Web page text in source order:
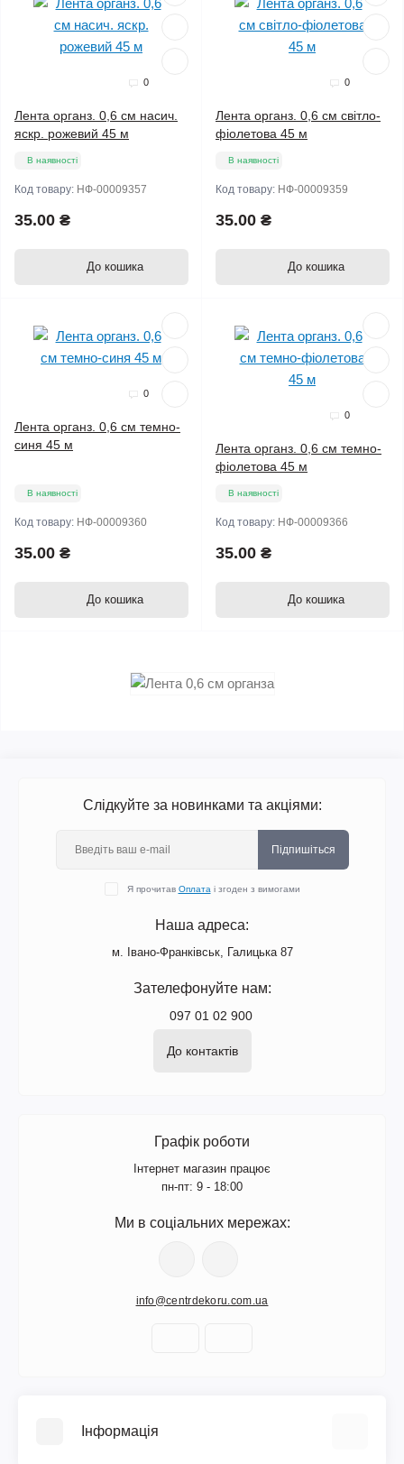
0
Лента органз. 0,6 см насич.
яскр. рожевий 45 м
В наявності
Код товару: НФ-00009357
35.00 ₴
До кошика
0
Лента органз. 0,6 см світло-
фіолетова 45 м
В наявності
Код товару: НФ-00009359
35.00 ₴
До кошика
0
Лента органз. 0,6 см темно-
синя 45 м
В наявності
Код товару: НФ-00009360
35.00 ₴
До кошика
0
Лента органз. 0,6 см темно-
фіолетова 45 м
В наявності
Код товару: НФ-00009366
35.00 ₴
До кошика
Слідкуйте за новинками та акціями:
Підпишіться
Я прочитав Оплата і згоден з вимогами
Наша адреса:
м. Івано-Франківськ, Галицька 87
Зателефонуйте нам:
097 01 02 900
До контактів
Графік роботи
Інтернет магазин працює
пн-пт: 9 - 18:00
Ми в соціальних мережах:
info@centrdekoru.com.ua
Інформація